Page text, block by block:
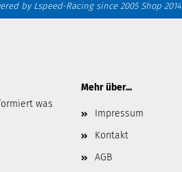
by Lspeed-Racing since 2005 Shop 2014
was
Mehr über...
Impressum
Kontakt
AGB